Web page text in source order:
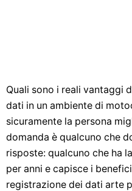
Quali sono i reali vantaggi
dati in un ambiente di
sicuramente la persona
domanda è qualcuno che
risposte: qualcuno che ha
per anni e capisce i
registrazione dei dati arte